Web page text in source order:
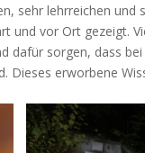
sehr lehrreichen
und vor Ort gezeigt.
dafür sorgen, dass
Dieses erworbene